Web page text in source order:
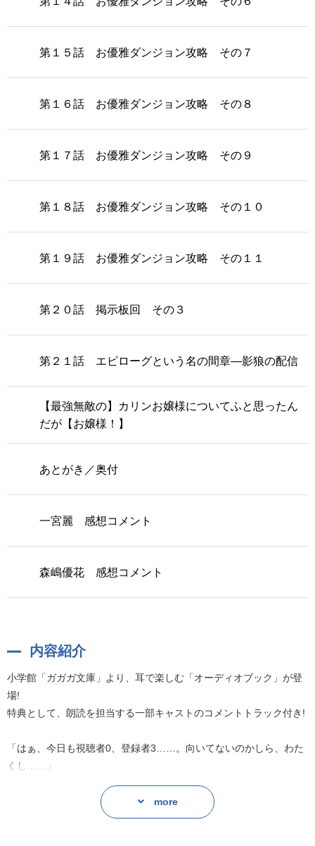
第１５話 お優雅ダンジョン攻略 その７
第１６話 お優雅ダンジョン攻略 その８
第１７話 お優雅ダンジョン攻略 その９
第１８話 お優雅ダンジョン攻略 その１０
第１９話 お優雅ダンジョン攻略 その１１
第２０話 掲示板回 その３
第２１話 エピローグという名の間章―影狼の配信
【最強無敵の】カリンお嬢様についてふと思ったん
だが【お嬢様！】
あとがき／奥付
一宮麗 感想コメント
森嶋優花 感想コメント
内容紹介
小学館「ガガガ文庫」より、耳で楽しむ「オーディオブック」が登
場!
特典として、朗読を担当する一部キャストのコメントトラック付き!
「はぁ、今日も視聴者0、登録者3……。向いてないのかしら、わた
くし……」
ドレス姿でダンジョン攻略するお嬢様系配信者、山田カリン(16)。
しかし動画は伸びず、一年たっても底辺をさまよっている。
more